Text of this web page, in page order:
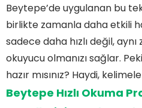
Beytepe’de uygulanan bu
birlikte zamanla daha etkili
sadece daha hızlı değil,
okuyucu olmanızı sağlar.
hazır mısınız? Haydi,
Beytepe Hızlı Okuma